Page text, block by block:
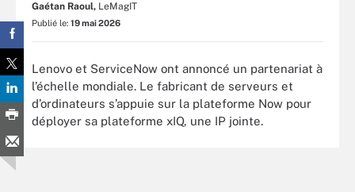
Gaétan Raoul, LeMagIT
Publié le: 19 mai 2026
Lenovo et ServiceNow ont annoncé un partenariat à
l’échelle mondiale. Le fabricant de serveurs et
d’ordinateurs s’appuie sur la plateforme Now pour
déployer sa plateforme xIQ, une IP jointe.